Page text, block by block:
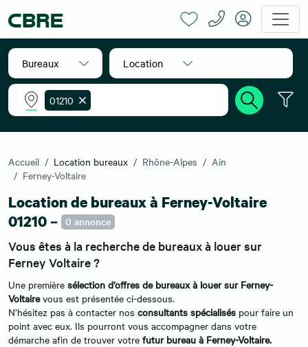
Bureaux Location
01210
Accueil Location bureaux Rhône-Alpes
Ain
Ferney-Voltaire
Location de bureaux à Ferney-Voltaire
01210 – 0 annonce
Vous êtes à la recherche de bureaux à louer sur
Ferney Voltaire ?
Une première sélection d’offres de bureaux à louer sur Ferney-
Voltairevous est présentée ci-dessous.
N’hésitez pas à contacter nos consultants spécialisés pour faire un
point avec eux. Ils pourront vous accompagner dans votre
démarche afin de trouver votre futur bureau à Ferney-Voltaire.